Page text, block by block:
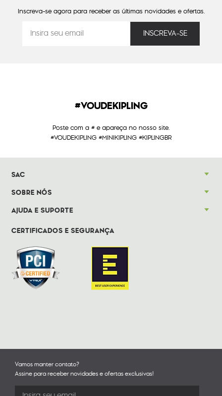
Inscreva-se agora para receber as últimas novidades e ofertas.
#VOUDEKIPLING
Poste com a # e apareça no nosso site.
#VOUDEKIPLING #MINIKIPLING #KIPLINGBR
SAC
SOBRE NÓS
AJUDA E SUPORTE
CERTIFICADOS E SEGURANÇA
Vamos manter contato?
Assine para receber novidades e ofertas exclusivas!